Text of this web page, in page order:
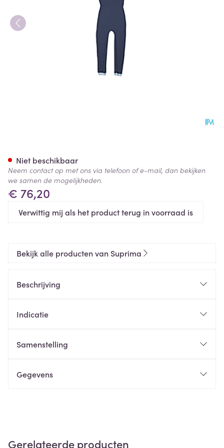
€ 76,20
Verwittig mij als het product terug in voorraad is
Niet beschikbaar
Neem contact op met ons via telefoon of e-mail, dan bekijken
we samen de mogelijkheden.
Bekijk alle producten van Suprima
Beschrijving
Indicatie
Samenstelling
Gegevens
Gerelateerde producten